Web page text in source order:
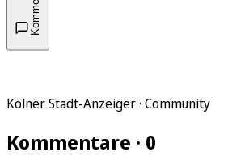
Kölner Stadt-Anzeiger · Community
Kommentare · 0